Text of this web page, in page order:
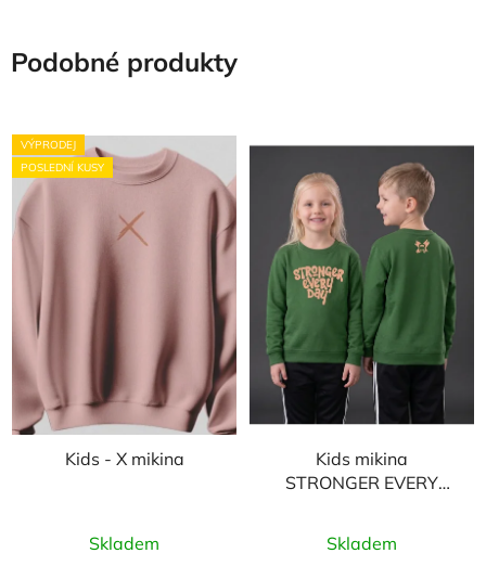
Podobné produkty
VÝPRODEJ
POSLEDNÍ KUSY
Kids - X mikina
Skladem
Kids mikina
STRONGER EVERY
Skladem